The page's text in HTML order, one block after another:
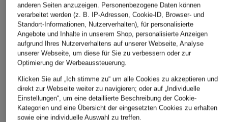
Nike
Laufjacke REPEL
MILER
CHF 80
Ursprünglich: CHF 95
ARC'TERYX
Funktionsjacke
NORVAN WINDSHELL
CHF 199
Ursprünglich: CHF 259
Y-3
Laufjacke
anderen Seiten anzuzeigen. Personenbezogene Daten können
verarbeitet werden (z. B. IP-Adressen, Cookie-ID, Browser- und
Standort-Informationen, Nutzerverhalten), für personalisierte
Angebote und Inhalte in unserem Shop, personalisierte Anzeigen
aufgrund Ihres Nutzerverhaltens auf unserer Webseite, Analyse
unserer Webseite, um diese für Sie zu verbessern oder zur
Optimierung der Werbeaussteuerung.
Klicken Sie auf „Ich stimme zu“ um alle Cookies zu akzeptieren und
direkt zur Webseite weiter zu navigieren; oder auf „Individuelle
Einstellungen“, um eine detaillierte Beschreibung der Cookie-
Kategorien und eine Übersicht der eingesetzten Cookies zu erhalten
sowie eine individuelle Auswahl zu treffen.